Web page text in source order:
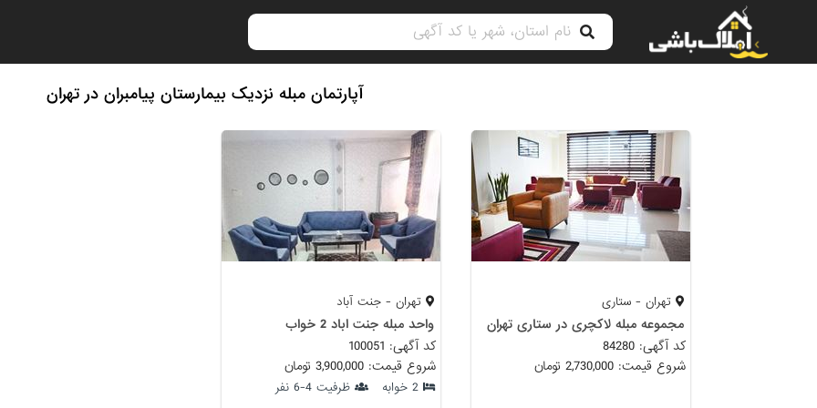
آپارتمان مبله نزدیک بیمارستان پیامبران در تهران
تهران - ستاری
مجموعه مبله لاکچری در ستاری تهران
کد آگهی: 84280
شروع قیمت: 2,730,000 تومان
تهران - جنت آباد
واحد مبله جنت اباد 2 خواب
کد آگهی: 100051
شروع قیمت: 3,900,000 تومان
2 خوابه ظرفیت 4-6 نفر